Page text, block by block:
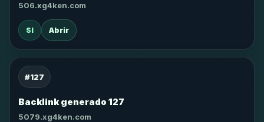
506.xg4ken.com
SI Abrir
#127
Backlink generado 127
5079.xg4ken.com